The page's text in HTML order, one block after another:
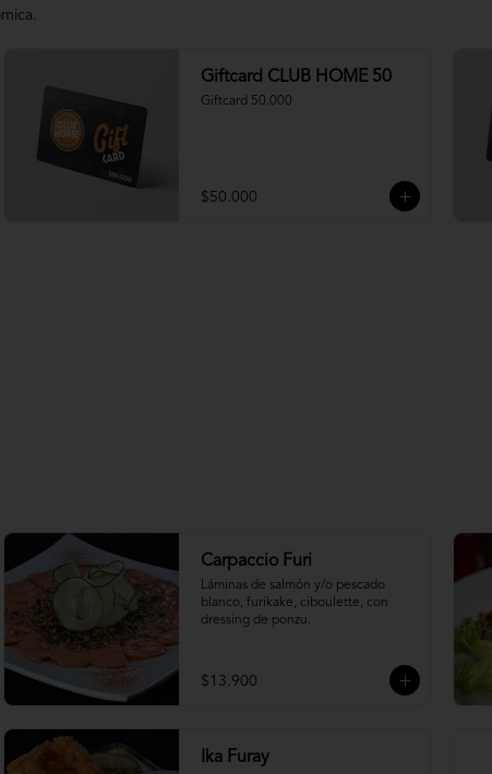
Giftcard CLUB HOME 50
Giftcard 50.000
$50.000
Carpaccio Furi
Láminas de salmón y/o pescado
blanco, furikake, ciboulette, con
dressing de ponzu.
$13.900
Ika Furay